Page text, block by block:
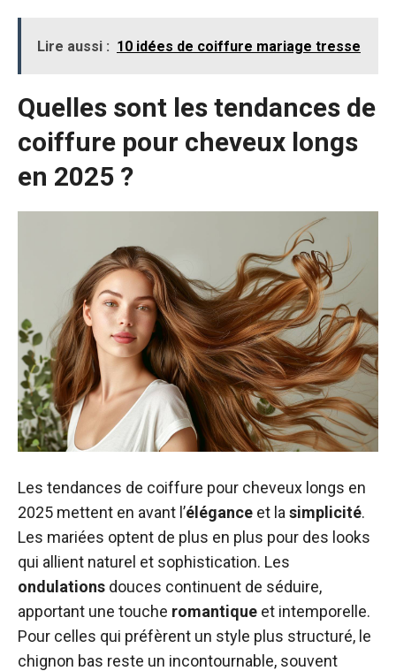
Lire aussi : 10 idées de coiffure mariage tresse
Quelles sont les tendances de
coiffure pour cheveux longs
en 2025 ?
Les tendances de coiffure pour cheveux longs en
2025 mettent en avant l’élégance et la simplicité.
Les mariées optent de plus en plus pour des looks
qui allient naturel et sophistication. Les
ondulations douces continuent de séduire,
apportant une touche romantique et intemporelle.
Pour celles qui préfèrent un style plus structuré, le
chignon bas reste un incontournable, souvent